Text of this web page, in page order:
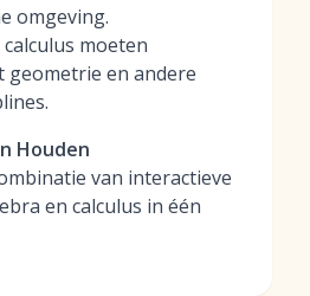
omgeving.
moeten
geometrie en andere
Houden
van interactieve
en calculus in één